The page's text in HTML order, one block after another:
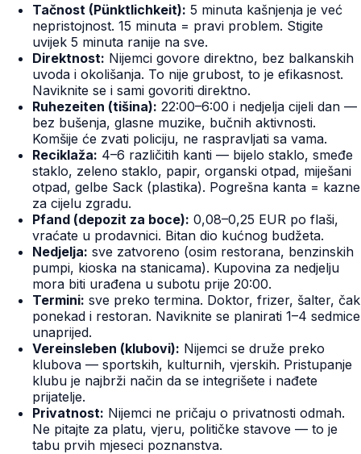
Tačnost (Pünktlichkeit): 5 minuta kašnjenja je već
nepristojnost. 15 minuta = pravi problem. Stigite
uvijek 5 minuta ranije na sve.
Direktnost: Nijemci govore direktno, bez balkanskih
uvoda i okolišanja. To nije grubost, to je efikasnost.
Naviknite se i sami govoriti direktno.
Ruhezeiten (tišina): 22:00–6:00 i nedjelja cijeli dan —
bez bušenja, glasne muzike, bučnih aktivnosti.
Komšije će zvati policiju, ne raspravljati sa vama.
Reciklaža: 4–6 različitih kanti — bijelo staklo, smeđe
staklo, zeleno staklo, papir, organski otpad, miješani
otpad, gelbe Sack (plastika). Pogrešna kanta = kazne
za cijelu zgradu.
Pfand (depozit za boce): 0,08–0,25 EUR po flaši,
vraćate u prodavnici. Bitan dio kućnog budžeta.
Nedjelja: sve zatvoreno (osim restorana, benzinskih
pumpi, kioska na stanicama). Kupovina za nedjelju
mora biti urađena u subotu prije 20:00.
Termini: sve preko termina. Doktor, frizer, šalter, čak
ponekad i restoran. Naviknite se planirati 1–4 sedmice
unaprijed.
Vereinsleben (klubovi): Nijemci se druže preko
klubova — sportskih, kulturnih, vjerskih. Pristupanje
klubu je najbrži način da se integrišete i nađete
prijatelje.
Privatnost: Nijemci ne pričaju o privatnosti odmah.
Ne pitajte za platu, vjeru, političke stavove — to je
tabu prvih mjeseci poznanstva.